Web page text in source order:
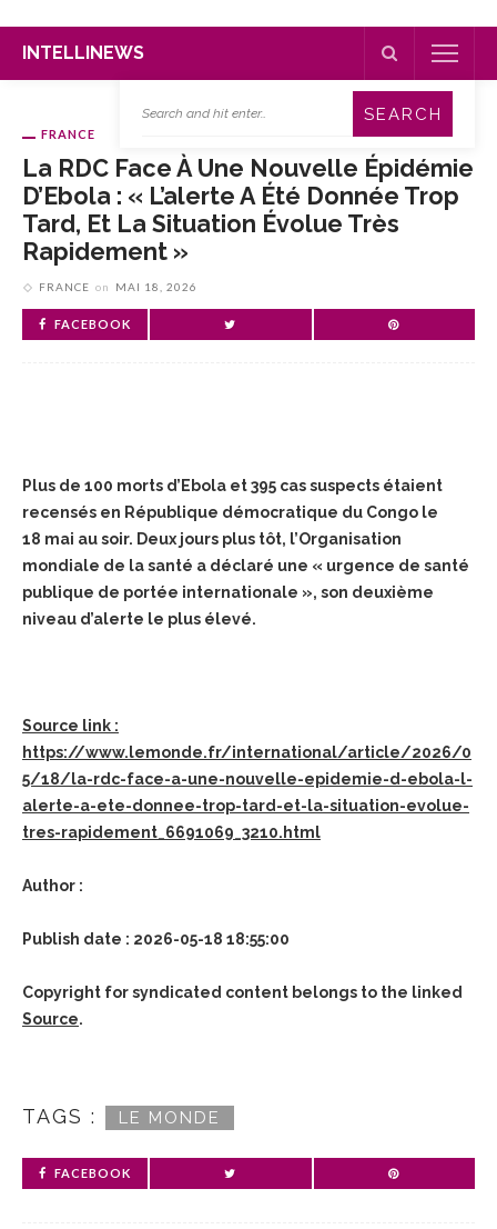
INTELLINEWS
FRANCE
La RDC Face À Une Nouvelle Épidémie
D’Ebola : « L’alerte A Été Donnée Trop
Tard, Et La Situation Évolue Très
Rapidement »
FRANCE on MAI 18, 2026
FACEBOOK
Plus de 100 morts d’Ebola et 395 cas suspects étaient
recensés en République démocratique du Congo le
18 mai au soir. Deux jours plus tôt, l’Organisation
mondiale de la santé a déclaré une « urgence de santé
publique de portée internationale », son deuxième
niveau d’alerte le plus élevé.
Source link :
https://www.lemonde.fr/international/article/2026/0
5/18/la-rdc-face-a-une-nouvelle-epidemie-d-ebola-l-
alerte-a-ete-donnee-trop-tard-et-la-situation-evolue-
tres-rapidement_6691069_3210.html
Author :
Publish date : 2026-05-18 18:55:00
Copyright for syndicated content belongs to the linked
Source.
TAGS : LE MONDE
FACEBOOK